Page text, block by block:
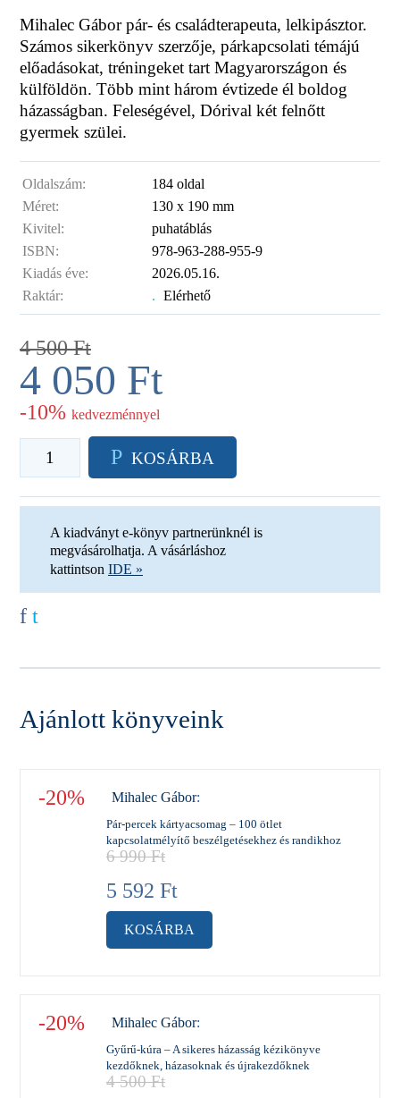
Mihalec Gábor pár- és családterapeuta, lelkipásztor.
Számos sikerkönyv szerzője, párkapcsolati témájú
előadásokat, tréningeket tart Magyarországon és
külföldön. Több mint három évtizede él boldog
házasságban. Feleségével, Dórival két felnőtt
gyermek szülei.
Oldalszám:
184 oldal
Méret:
130 x 190 mm
Kivitel:
puhatáblás
ISBN:
978-963-288-955-9
Kiadás éve:
2026.05.16.
Raktár:
. Elérhető
4 500Ft
4 050 Ft
-10% kedvezménnyel
P KOSÁRBA
A kiadványt e-könyv partnerünknél is
megvásárolhatja. A vásárláshoz
kattintson IDE »
f t
Ajánlott könyveink
-20% Mihalec Gábor:
Pár-percek kártyacsomag – 100 ötlet
kapcsolatmélyítő beszélgetésekhez és randikhoz
6 990Ft
5 592 Ft
KOSÁRBA
-20% Mihalec Gábor:
Gyűrű-kúra – A sikeres házasság kézikönyve
kezdőknek, házasoknak és újrakezdőknek
4 500Ft